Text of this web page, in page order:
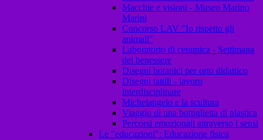
Macchie e visioni - Museo Marino
Marini
Concorso LAV "Io rispetto gli
animali"
Laboratorio di ceramica - Settimana
del benessere
Disegni botanici per orto didattico
Disegni tattili - lavoro
interdisciplinare
Michelangelo e la scultura
Viaggio di una bottiglietta di plastica
Percorsi emozionali attraverso i sensi
Le "educazioni": Educazione fisica